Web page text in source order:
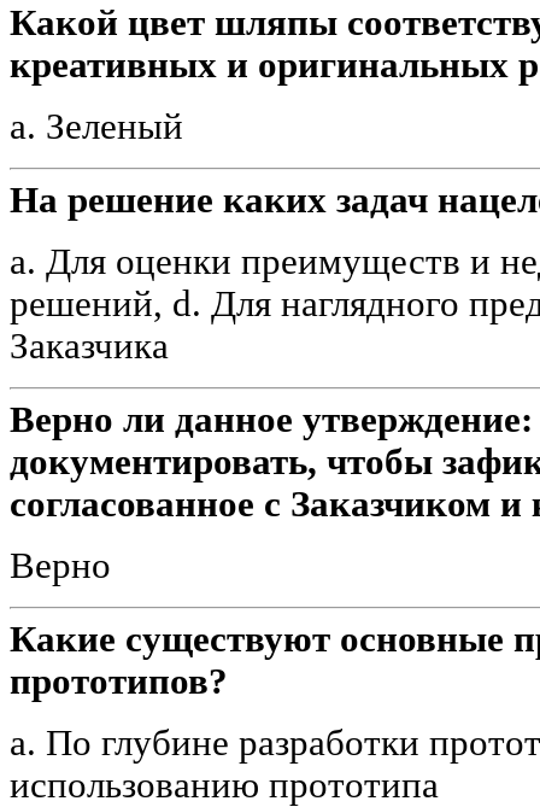
Какой цвет шляпы
креативных и оригинальных
a. Зеленый
На решение каких задач
a. Для оценки преимуществ и
решений, d. Для наглядного
Заказчика
Верно ли данное
документировать, чтобы
согласованное с Заказчиком
Верно
Какие существуют основные
прототипов?
a. По глубине разработки
использованию прототипа